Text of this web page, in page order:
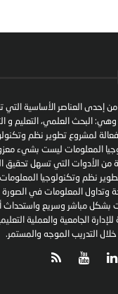
إحدى العناصر الأساسية التي
وهي: البحث العلمي، التعليم و
الفعالة لمشروع تطوير نظم
المعلومات ليست بشيء
الأدوات التي تسهل تحقيق
نظم وتكنولوجيا
وتداول المعلومات في الصورة
بشكل مباشر وسريع واستحداث
الجامعية والعملية
التدريب الموجه والمستمر.